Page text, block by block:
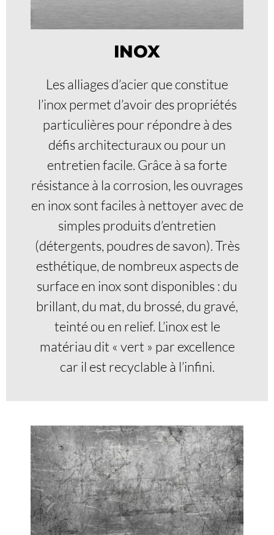
INOX
Les alliages d’acier que constitue
l’inox permet d’avoir des propriétés
particulières pour répondre à des
défis architecturaux ou pour un
entretien facile. Grâce à sa forte
résistance à la corrosion, les ouvrages
en inox sont faciles à nettoyer avec de
simples produits d’entretien
(détergents, poudres de savon). Très
esthétique, de nombreux aspects de
surface en inox sont disponibles : du
brillant, du mat, du brossé, du gravé,
teinté ou en relief. L’inox est le
matériau dit « vert » par excellence
car il est recyclable à l’infini.